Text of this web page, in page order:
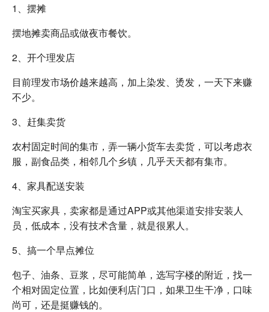
1、摆摊
摆地摊卖商品或做夜市餐饮。
2、开个理发店
目前理发市场价越来越高，加上染发、烫发，一天下来赚
不少。
3、赶集卖货
农村固定时间的集市，弄一辆小货车去卖货，可以考虑衣
服，副食品类，相邻几个乡镇，几乎天天都有集市。
4、家具配送安装
淘宝买家具，卖家都是通过APP或其他渠道安排安装人
员，低成本，没有技术含量，就是很累人。
5、搞一个早点摊位
包子、油条、豆浆，尽可能简单，选写字楼的附近，找一
个相对固定位置，比如便利店门口，如果卫生干净，口味
尚可，还是挺赚钱的。